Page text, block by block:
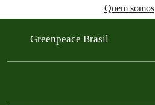
Quem somos
Greenpeace Brasil